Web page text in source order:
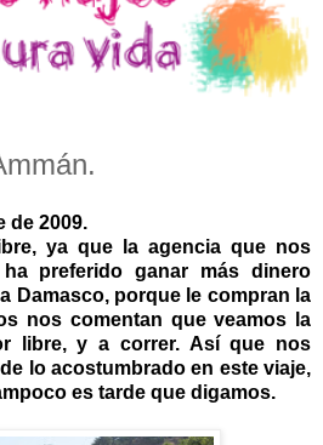
de 2009.
ya que la agencia que nos
preferido ganar más dinero
Damasco, porque le compran la
nos comentan que veamos la
libre, y a correr. Así que nos
lo acostumbrado en este viaje,
es tarde que digamos.